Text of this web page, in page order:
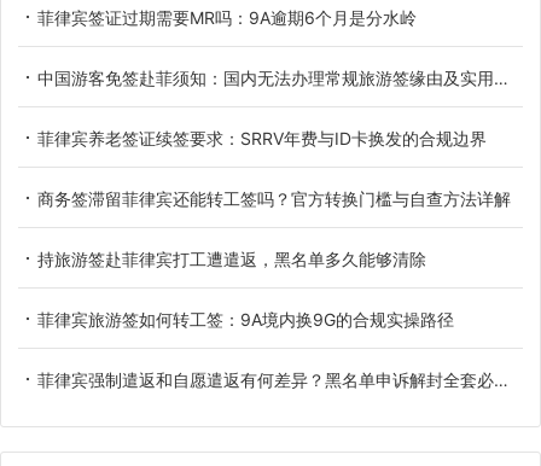
菲律宾签证过期需要MR吗：9A逾期6个月是分水岭
中国游客免签赴菲须知：国内无法办理常规旅游签缘由及实用替代方案
菲律宾养老签证续签要求：SRRV年费与ID卡换发的合规边界
商务签滞留菲律宾还能转工签吗？官方转换门槛与自查方法详解
持旅游签赴菲律宾打工遭遣返，黑名单多久能够清除
菲律宾旅游签如何转工签：9A境内换9G的合规实操路径
菲律宾强制遣返和自愿遣返有何差异？黑名单申诉解封全套必备材料详解